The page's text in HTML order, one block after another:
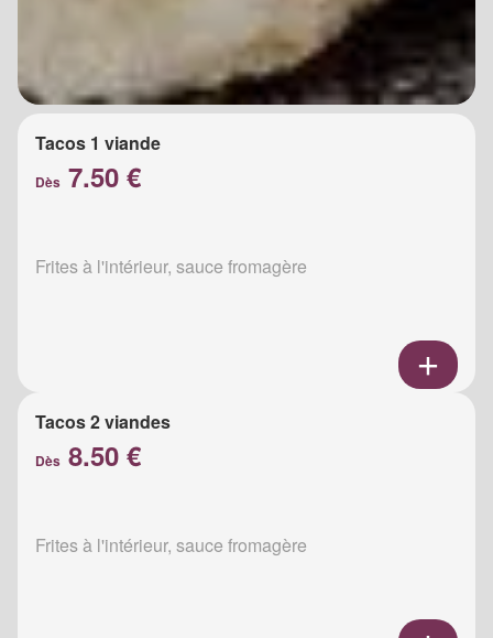
Tacos 1 viande
Dès 7.50 €
Frites à l'intérieur, sauce fromagère
Tacos 2 viandes
Dès 8.50 €
Frites à l'intérieur, sauce fromagère